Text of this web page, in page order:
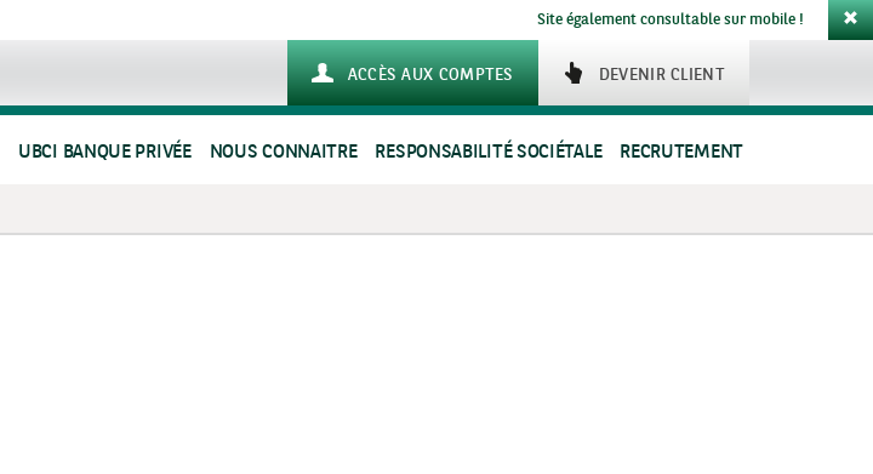
Site également consultable sur mobile !
DEVENIR CLIENT
ACCÈS AUX COMPTES
UBCI BANQUE PRIVÉE NOUS CONNAITRE RESPONSABILITÉ SOCIÉTALE RECRUTEMENT